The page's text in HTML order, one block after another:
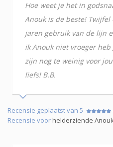
Hoe weet je het in
Anouk is de beste!
jaren gebruik van de lijn
ik Anouk niet vroeger
zijn nog te weinig voor
liefs! B.B.
Recensie geplaatst van 5
Recensie voorhelderziende